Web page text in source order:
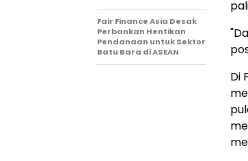
Di
Fair Finance Asia Desak
Perbankan Hentikan
Pendanaan untuk Sektor
Batu Bara di ASEAN